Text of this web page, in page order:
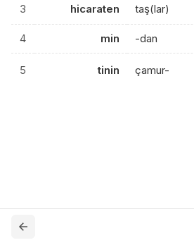
3 hicaraten taş(lar)
4 min -dan
5 tinin çamur-